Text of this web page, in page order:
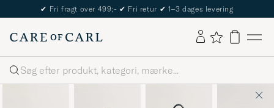
✔ Fri fragt over 499;- ✔ Fri retur ✔ 1–3 dages levering
Søg